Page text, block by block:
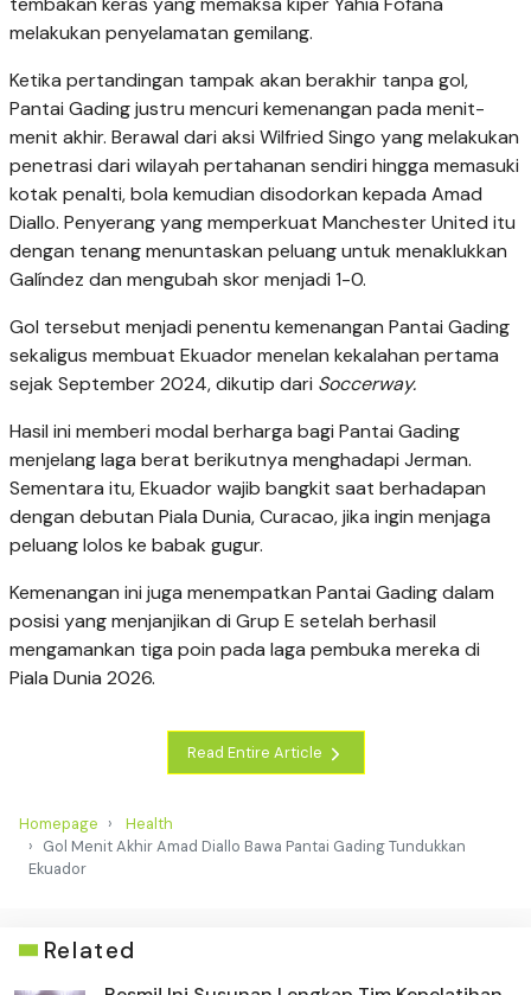
melakukan penyelamatan gemilang.
Ketika pertandingan tampak akan berakhir tanpa gol,
Pantai Gading justru mencuri kemenangan pada menit-
menit akhir. Berawal dari aksi Wilfried Singo yang melakukan
penetrasi dari wilayah pertahanan sendiri hingga memasuki
kotak penalti, bola kemudian disodorkan kepada Amad
Diallo. Penyerang yang memperkuat Manchester United itu
dengan tenang menuntaskan peluang untuk menaklukkan
Galíndez dan mengubah skor menjadi 1-0.
Gol tersebut menjadi penentu kemenangan Pantai Gading
sekaligus membuat Ekuador menelan kekalahan pertama
sejak September 2024, dikutip dari Soccerway.
Hasil ini memberi modal berharga bagi Pantai Gading
menjelang laga berat berikutnya menghadapi Jerman.
Sementara itu, Ekuador wajib bangkit saat berhadapan
dengan debutan Piala Dunia, Curacao, jika ingin menjaga
peluang lolos ke babak gugur.
Kemenangan ini juga menempatkan Pantai Gading dalam
posisi yang menjanjikan di Grup E setelah berhasil
mengamankan tiga poin pada laga pembuka mereka di
Piala Dunia 2026.
Read Entire Article
Homepage
Health
Gol Menit Akhir Amad Diallo Bawa Pantai Gading Tundukkan
Ekuador
Related